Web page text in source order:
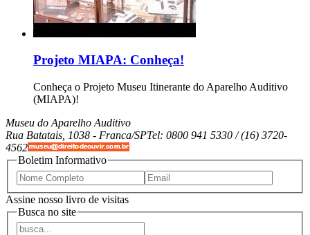
Projeto MIAPA: Conheça!
Conheça o Projeto Museu Itinerante do Aparelho Auditivo
(MIAPA)!
Museu do Aparelho Auditivo
Rua Batatais, 1038 - Franca/SPTel: 0800 941 5330 / (16) 3720-
4562
Boletim Informativo
Assine nosso livro de visitas
Busca no site